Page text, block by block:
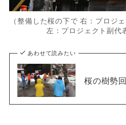
（整備した桜の下で 右：プロジ
左：プロジェクト副代
あわせて読みたい
桜の樹勢